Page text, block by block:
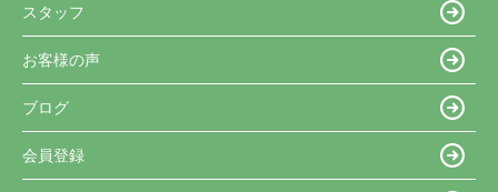
スタッフ
お客様の声
ブログ
会員登録